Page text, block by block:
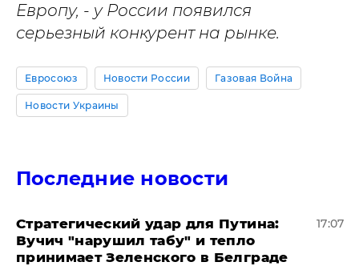
Европу, - у России появился
серьезный конкурент на рынке.
Евросоюз Новости России Газовая Война
Новости Украины
Последние новости
Стратегический удар для Путина:
Вучич "нарушил табу" и тепло
принимает Зеленского в Белграде
17:07